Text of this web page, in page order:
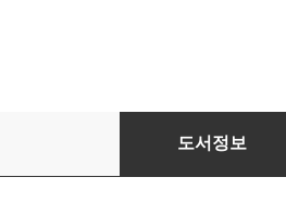
무라카미 하루키 단
도서정보